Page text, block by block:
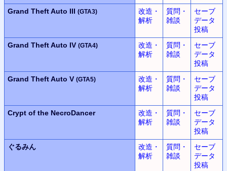
Grand Theft Auto III (GTA3)
改造・
解析
質問・
雑談
セーブ
データ
投稿
Grand Theft Auto IV (GTA4)
改造・
解析
質問・
雑談
セーブ
データ
投稿
Grand Theft Auto V (GTA5)
改造・
解析
質問・
雑談
セーブ
データ
投稿
Crypt of the NecroDancer
改造・
解析
質問・
雑談
セーブ
データ
投稿
ぐるみん
改造・
解析
質問・
雑談
セーブ
データ
投稿